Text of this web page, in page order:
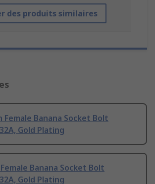
des produits similaires
Female Banana Socket Bolt
Gold Plating
Banana Socket Bolt
Gold Plating